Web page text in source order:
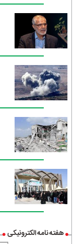
هفته نامه الکترونیکی